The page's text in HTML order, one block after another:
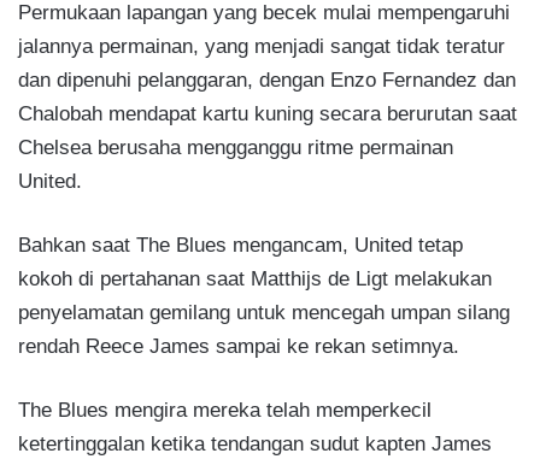
Permukaan lapangan yang becek mulai mempengaruhi
jalannya permainan, yang menjadi sangat tidak teratur
dan dipenuhi pelanggaran, dengan Enzo Fernandez dan
Chalobah mendapat kartu kuning secara berurutan saat
Chelsea berusaha mengganggu ritme permainan
United.
Bahkan saat The Blues mengancam, United tetap
kokoh di pertahanan saat Matthijs de Ligt melakukan
penyelamatan gemilang untuk mencegah umpan silang
rendah Reece James sampai ke rekan setimnya.
The Blues mengira mereka telah memperkecil
ketertinggalan ketika tendangan sudut kapten James